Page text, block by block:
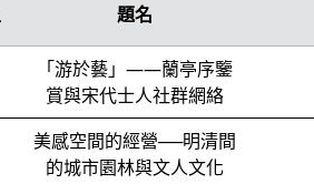
題名
「游於藝」——蘭亭序鑒
賞與宋代士人社群網絡
美感空間的經營──明清間
的城市園林與文人文化